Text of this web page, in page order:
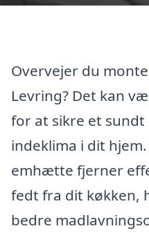
Overvejer du
Levring? Det kan
for at sikre et
indeklima i dit
emhætte fjerner
fedt fra dit køkken,
bedre